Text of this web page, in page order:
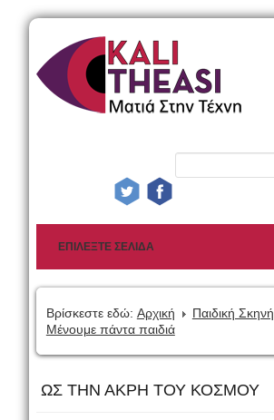
Βρίσκεστε εδώ: Αρχική
Παιδική Σκηνή
Μένουμε πάντα παιδιά
ΩΣ ΤΗΝ ΑΚΡΗ ΤΟΥ ΚΟΣΜΟΥ